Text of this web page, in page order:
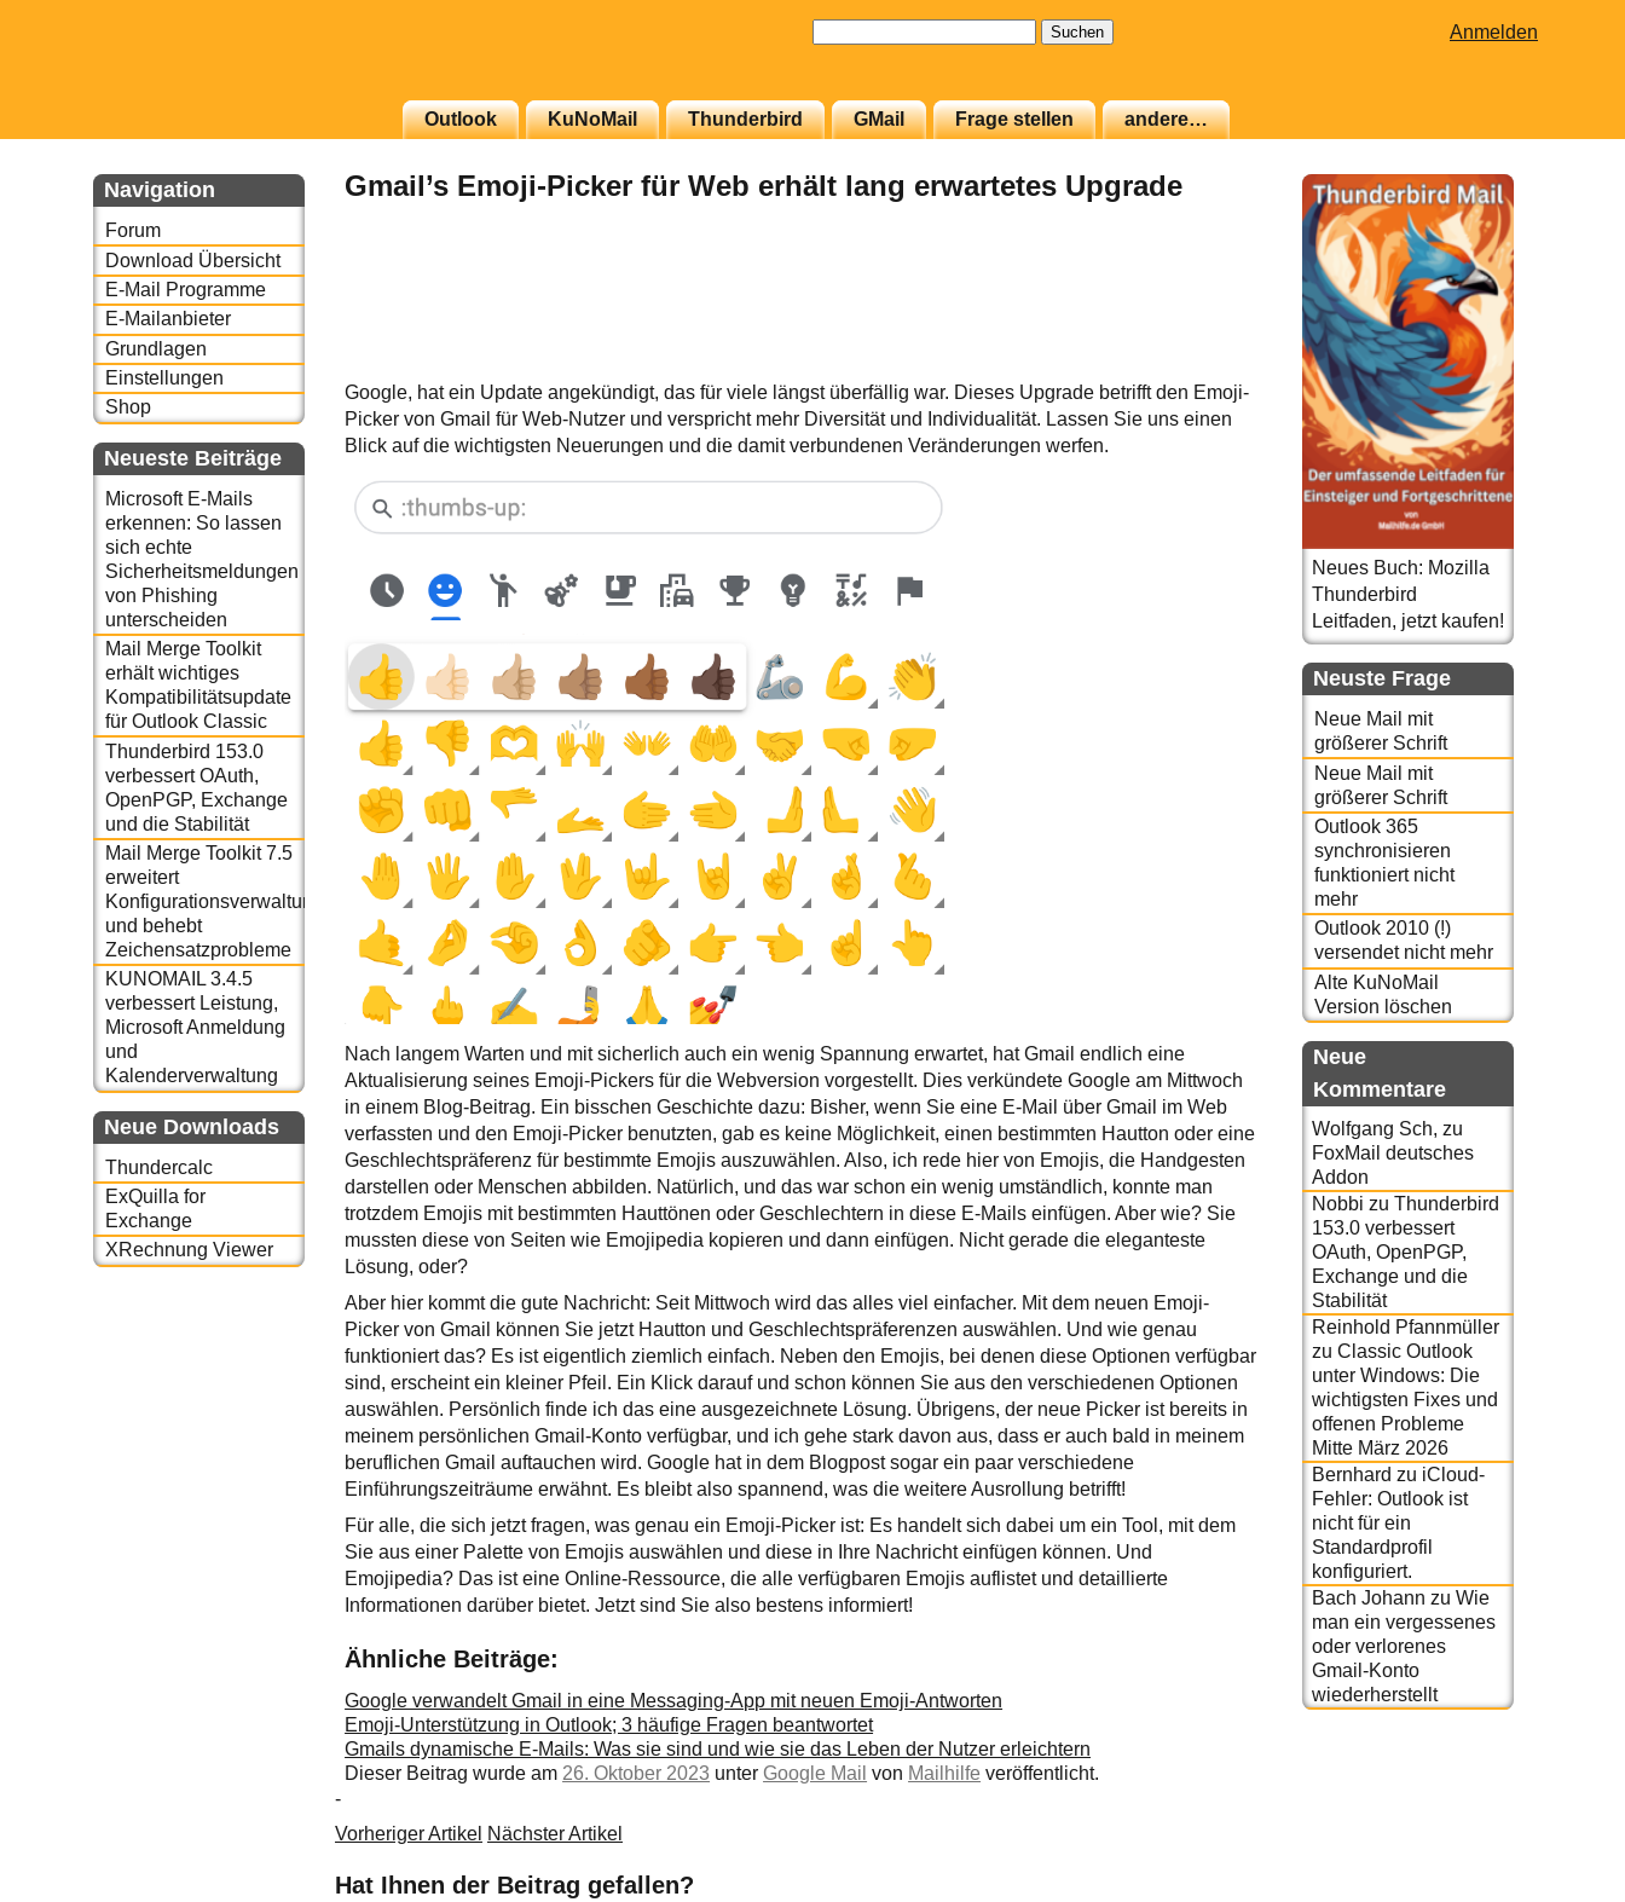
Anmelden
Outlook KuNoMail Thunderbird GMail Frage stellen andere…
Navigation
Forum
Download Übersicht
E-Mail Programme
E-Mailanbieter
Grundlagen
Einstellungen
Shop
Neueste Beiträge
Microsoft E-Mails
erkennen: So lassen
sich echte
Sicherheitsmeldungen
von Phishing
unterscheiden
Mail Merge Toolkit
erhält wichtiges
Kompatibilitätsupdate
für Outlook Classic
Thunderbird 153.0
verbessert OAuth,
OpenPGP, Exchange
und die Stabilität
Mail Merge Toolkit 7.5
erweitert
Konfigurationsverwaltung
und behebt
Zeichensatzprobleme
KUNOMAIL 3.4.5
verbessert Leistung,
Microsoft Anmeldung
und
Kalenderverwaltung
Neue Downloads
Thundercalc
ExQuilla for
Exchange
XRechnung Viewer
Gmail’s Emoji-Picker für Web erhält lang erwartetes Upgrade
Google, hat ein Update angekündigt, das für viele längst überfällig war. Dieses Upgrade betrifft den Emoji-
Picker von Gmail für Web-Nutzer und verspricht mehr Diversität und Individualität. Lassen Sie uns einen
Blick auf die wichtigsten Neuerungen und die damit verbundenen Veränderungen werfen.
Nach langem Warten und mit sicherlich auch ein wenig Spannung erwartet, hat Gmail endlich eine
Aktualisierung seines Emoji-Pickers für die Webversion vorgestellt. Dies verkündete Google am Mittwoch
in einem Blog-Beitrag. Ein bisschen Geschichte dazu: Bisher, wenn Sie eine E-Mail über Gmail im Web
verfassten und den Emoji-Picker benutzten, gab es keine Möglichkeit, einen bestimmten Hautton oder eine
Geschlechtspräferenz für bestimmte Emojis auszuwählen. Also, ich rede hier von Emojis, die Handgesten
darstellen oder Menschen abbilden. Natürlich, und das war schon ein wenig umständlich, konnte man
trotzdem Emojis mit bestimmten Hauttönen oder Geschlechtern in diese E-Mails einfügen. Aber wie? Sie
mussten diese von Seiten wie Emojipedia kopieren und dann einfügen. Nicht gerade die eleganteste
Lösung, oder?
Aber hier kommt die gute Nachricht: Seit Mittwoch wird das alles viel einfacher. Mit dem neuen Emoji-
Picker von Gmail können Sie jetzt Hautton und Geschlechtspräferenzen auswählen. Und wie genau
funktioniert das? Es ist eigentlich ziemlich einfach. Neben den Emojis, bei denen diese Optionen verfügbar
sind, erscheint ein kleiner Pfeil. Ein Klick darauf und schon können Sie aus den verschiedenen Optionen
auswählen. Persönlich finde ich das eine ausgezeichnete Lösung. Übrigens, der neue Picker ist bereits in
meinem persönlichen Gmail-Konto verfügbar, und ich gehe stark davon aus, dass er auch bald in meinem
beruflichen Gmail auftauchen wird. Google hat in dem Blogpost sogar ein paar verschiedene
Einführungszeiträume erwähnt. Es bleibt also spannend, was die weitere Ausrollung betrifft!
Für alle, die sich jetzt fragen, was genau ein Emoji-Picker ist: Es handelt sich dabei um ein Tool, mit dem
Sie aus einer Palette von Emojis auswählen und diese in Ihre Nachricht einfügen können. Und
Emojipedia? Das ist eine Online-Ressource, die alle verfügbaren Emojis auflistet und detaillierte
Informationen darüber bietet. Jetzt sind Sie also bestens informiert!
Ähnliche Beiträge:
Google verwandelt Gmail in eine Messaging-App mit neuen Emoji-Antworten
Emoji-Unterstützung in Outlook; 3 häufige Fragen beantwortet
Gmails dynamische E-Mails: Was sie sind und wie sie das Leben der Nutzer erleichtern
Dieser Beitrag wurde am 26. Oktober 2023 unter Google Mail von Mailhilfe veröffentlicht.
-
Vorheriger Artikel Nächster Artikel
Hat Ihnen der Beitrag gefallen?
Neues Buch: Mozilla
Thunderbird
Leitfaden, jetzt kaufen!
Neuste Frage
Neue Mail mit
größerer Schrift
Neue Mail mit
größerer Schrift
Outlook 365
synchronisieren
funktioniert nicht
mehr
Outlook 2010 (!)
versendet nicht mehr
Alte KuNoMail
Version löschen
Neue
Kommentare
Wolfgang Sch, zu
FoxMail deutsches
Addon
Nobbi zu Thunderbird
153.0 verbessert
OAuth, OpenPGP,
Exchange und die
Stabilität
Reinhold Pfannmüller
zu Classic Outlook
unter Windows: Die
wichtigsten Fixes und
offenen Probleme
Mitte März 2026
Bernhard zu iCloud-
Fehler: Outlook ist
nicht für ein
Standardprofil
konfiguriert.
Bach Johann zu Wie
man ein vergessenes
oder verlorenes
Gmail-Konto
wiederherstellt
Newsletter
Email für Sie
oder auch